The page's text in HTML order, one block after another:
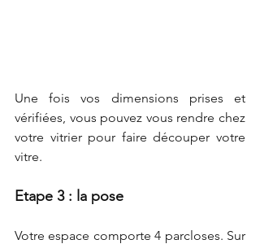
Une fois vos dimensions prises et
vérifiées, vous pouvez vous rendre chez
votre vitrier pour faire découper votre
vitre.
Etape 3 : la pose
Votre espace comporte 4 parcloses. Sur